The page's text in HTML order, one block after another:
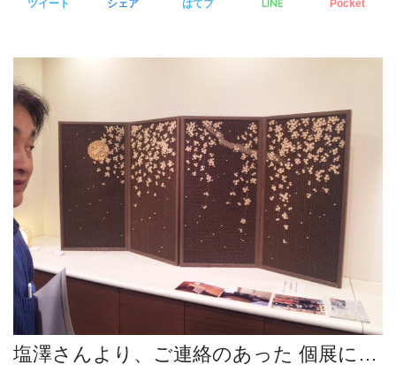
ツイート シェア はてブ LINE Pocket
塩澤さんより、ご連絡のあった 個展に…